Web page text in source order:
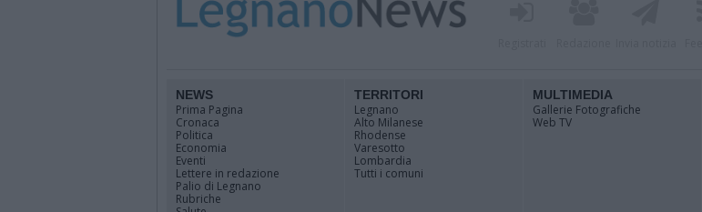
NEWS
Prima Pagina
Cronaca
Politica
Economia
Eventi
Lettere in redazione
Palio di Legnano
Rubriche
TERRITORI
Legnano
Alto Milanese
Rhodense
Varesotto
Lombardia
Tutti i comuni
MULTIMEDIA
Gallerie Fotografiche
Web TV